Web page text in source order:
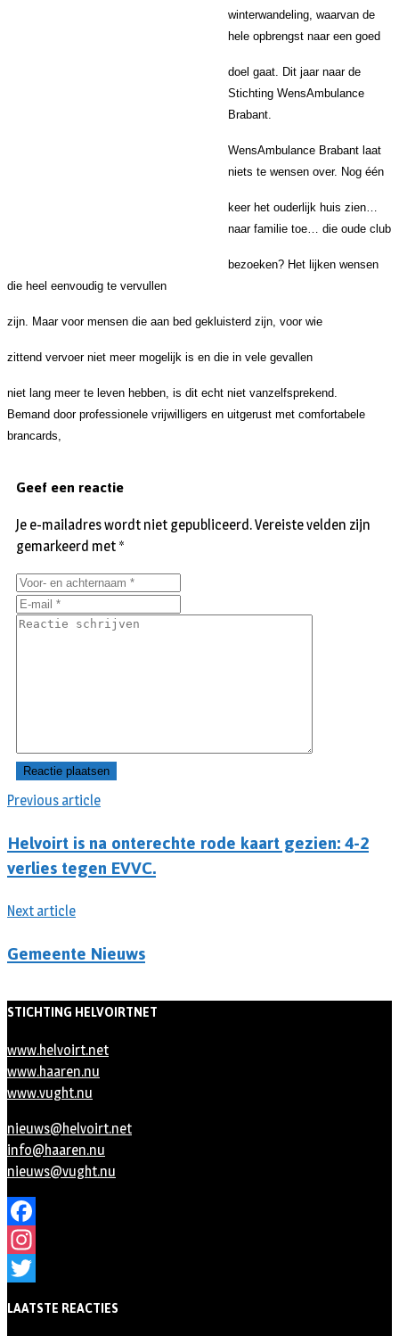
winterwandeling, waarvan de
hele opbrengst naar een goed
doel gaat. Dit jaar naar de
Stichting WensAmbulance
Brabant.
WensAmbulance Brabant laat
niets te wensen over. Nog één
keer het ouderlijk huis zien…
naar familie toe… die oude club
bezoeken? Het lijken wensen
die heel eenvoudig te vervullen
zijn. Maar voor mensen die aan bed gekluisterd zijn, voor wie
zittend vervoer niet meer mogelijk is en die in vele gevallen
niet lang meer te leven hebben, is dit echt niet vanzelfsprekend.
Bemand door professionele vrijwilligers en uitgerust met comfortabele
brancards,
Previous article
Helvoirt is na onterechte rode kaart gezien: 4-2
verlies tegen EVVC.
Next article
Gemeente Nieuws
Geef een reactie
Je e-mailadres wordt niet gepubliceerd.Vereiste velden zijn
gemarkeerd met *
STICHTING HELVOIRTNET
www.helvoirt.net
www.haaren.nu
www.vught.nu
nieuws@helvoirt.net
info@haaren.nu
nieuws@vught.nu
Facebook
Instagram
LAATSTE REACTIES